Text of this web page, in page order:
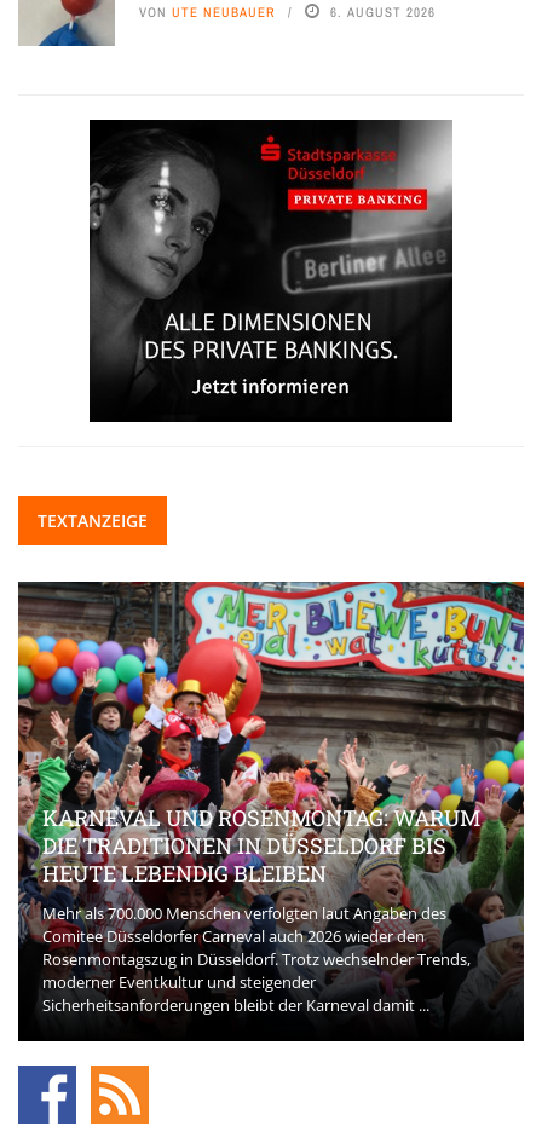
VON UTE NEUBAUER 6. AUGUST 2026
TEXTANZEIGE
KARNEVAL UND ROSENMONTAG: WARUM
DIE TRADITIONEN IN DÜSSELDORF BIS
HEUTE LEBENDIG BLEIBEN
Mehr als 700.000 Menschen verfolgten laut Angaben des
Comitee Düsseldorfer Carneval auch 2026 wieder den
Rosenmontagszug in Düsseldorf. Trotz wechselnder Trends,
moderner Eventkultur und steigender
Sicherheitsanforderungen bleibt der Karneval damit ...